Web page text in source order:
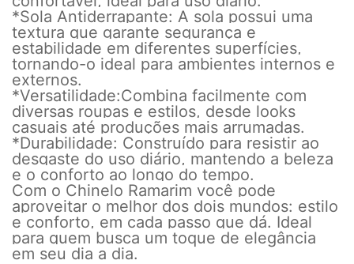
*Sola Antiderrapante: A sola possui uma
textura que garante segurança e
estabilidade em diferentes superfícies,
tornando-o ideal para ambientes internos e
externos.
*Versatilidade:Combina facilmente com
diversas roupas e estilos, desde looks
casuais até produções mais arrumadas.
*Durabilidade: Construído para resistir ao
desgaste do uso diário, mantendo a beleza
e o conforto ao longo do tempo.
Com o Chinelo Ramarim você pode
aproveitar o melhor dos dois mundos: estilo
e conforto, em cada passo que dá. Ideal
para quem busca um toque de elegância
em seu dia a dia.